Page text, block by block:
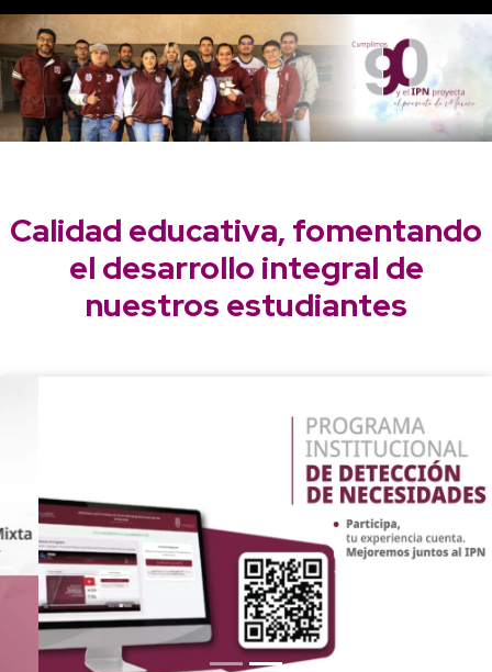
Calidad educativa, fomentando
el desarrollo integral de
nuestros estudiantes